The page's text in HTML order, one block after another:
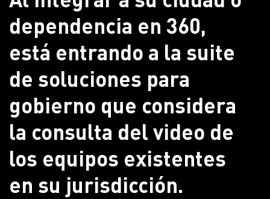
dependencia en 360,
está entrando a la suite
de soluciones para
gobierno que considera
la consulta del video de
los equipos existentes
en su jurisdicción.